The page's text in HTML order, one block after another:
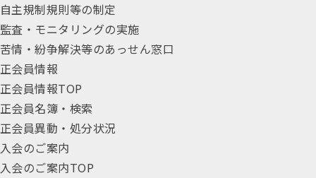
自主規制規則等の制定
監査・モニタリングの実施
苦情・紛争解決等のあっせん窓口
正会員情報
正会員情報TOP
正会員名簿・検索
正会員異動・処分状況
入会のご案内
入会のご案内TOP